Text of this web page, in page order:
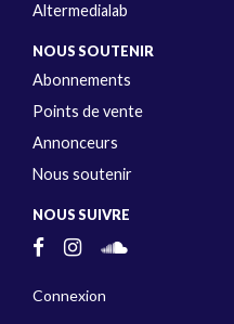
Altermedialab
NOUS SOUTENIR
Abonnements
Points de vente
Annonceurs
Nous soutenir
NOUS SUIVRE
Connexion